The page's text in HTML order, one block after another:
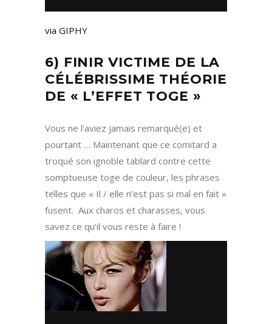
via GIPHY
6) FINIR VICTIME DE LA
CÉLÉBRISSIME THÉORIE
DE « L’EFFET TOGE »
Vous ne l’aviez jamais remarqué(e) et
pourtant … Maintenant que ce comitard a
troqué son ignoble tablard contre cette
somptueuse toge de couleur, les phrases
telles que « Il / elle n’est pas si mal en fait »
fusent. Aux charos et charasses, vous
savez ce qu’il vous reste à faire !